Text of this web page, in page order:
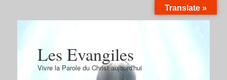
Les Evangiles
Vivre la Parole du Christ aujourd'hui
Translate »